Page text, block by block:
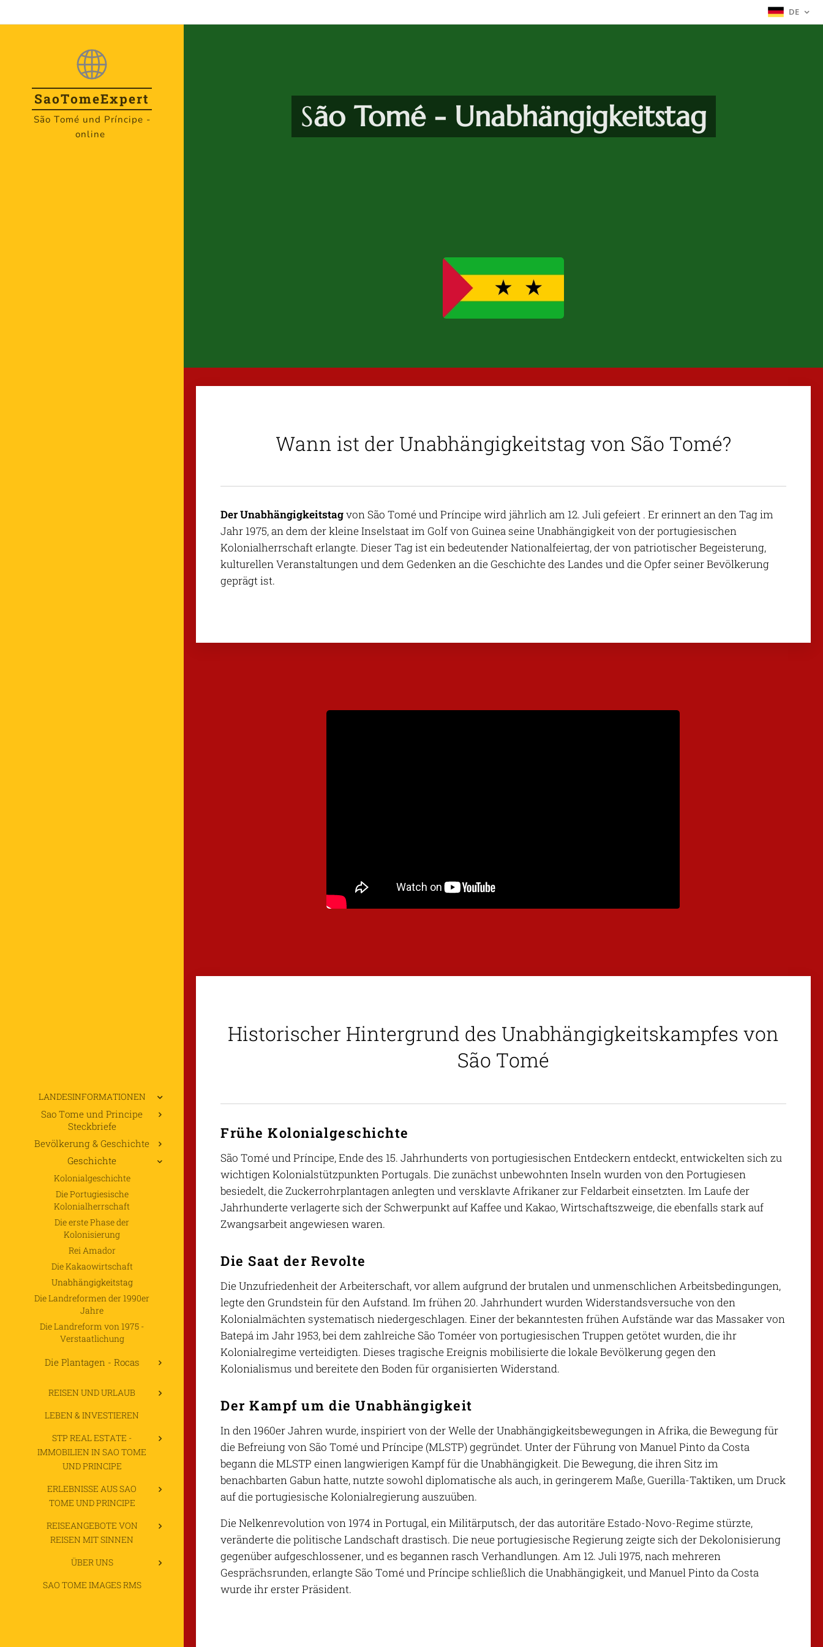
DE
SaoTomeExpert
São Tomé und Príncipe -
online
LANDESINFORMATIONEN
Sao Tome und Principe
Steckbriefe
Bevölkerung & Geschichte
Geschichte
Kolonialgeschichte
Die Portugiesische
Kolonialherrschaft
Die erste Phase der
Kolonisierung
Rei Amador
Die Kakaowirtschaft
Unabhängigkeitstag
Die Landreformen der 1990er
Jahre
Die Landreform von 1975 -
Verstaatlichung
Die Plantagen - Rocas
REISEN UND URLAUB
LEBEN & INVESTIEREN
STP REAL ESTATE -
IMMOBILIEN IN SAO TOME
UND PRINCIPE
ERLEBNISSE AUS SAO
TOME UND PRINCIPE
REISEANGEBOTE VON
REISEN MIT SINNEN
ÜBER UNS
SAO TOME IMAGES RMS
São Tomé - Unabhängigkeitstag
Wann ist der Unabhängigkeitstag von São Tomé?
Der Unabhängigkeitstagvon São Tomé und Príncipe wird jährlich am 12. Juli gefeiert . Er erinnert an den Tag im
Jahr 1975, an dem der kleine Inselstaat im Golf von Guinea seine Unabhängigkeit von der portugiesischen
Kolonialherrschaft erlangte. Dieser Tag ist ein bedeutender Nationalfeiertag, der von patriotischer Begeisterung,
kulturellen Veranstaltungen und dem Gedenken an die Geschichte des Landes und die Opfer seiner Bevölkerung
geprägt ist.
Historischer Hintergrund des Unabhängigkeitskampfes von
São Tomé
Frühe Kolonialgeschichte
São Tomé und Príncipe, Ende des 15. Jahrhunderts von portugiesischen Entdeckern entdeckt, entwickelten sich zu
wichtigen Kolonialstützpunkten Portugals. Die zunächst unbewohnten Inseln wurden von den Portugiesen
besiedelt, die Zuckerrohrplantagen anlegten und versklavte Afrikaner zur Feldarbeit einsetzten. Im Laufe der
Jahrhunderte verlagerte sich der Schwerpunkt auf Kaffee und Kakao, Wirtschaftszweige, die ebenfalls stark auf
Zwangsarbeit angewiesen waren.
Die Saat der Revolte
Die Unzufriedenheit der Arbeiterschaft, vor allem aufgrund der brutalen und unmenschlichen Arbeitsbedingungen,
legte den Grundstein für den Aufstand. Im frühen 20. Jahrhundert wurden Widerstandsversuche von den
Kolonialmächten systematisch niedergeschlagen. Einer der bekanntesten frühen Aufstände war das Massaker von
Batepá im Jahr 1953, bei dem zahlreiche São Toméer von portugiesischen Truppen getötet wurden, die ihr
Kolonialregime verteidigten. Dieses tragische Ereignis mobilisierte die lokale Bevölkerung gegen den
Kolonialismus und bereitete den Boden für organisierten Widerstand.
Der Kampf um die Unabhängigkeit
In den 1960er Jahren wurde, inspiriert von der Welle der Unabhängigkeitsbewegungen in Afrika, die Bewegung für
die Befreiung von São Tomé und Príncipe (MLSTP) gegründet. Unter der Führung von Manuel Pinto da Costa
begann die MLSTP einen langwierigen Kampf für die Unabhängigkeit. Die Bewegung, die ihren Sitz im
benachbarten Gabun hatte, nutzte sowohl diplomatische als auch, in geringerem Maße, Guerilla-Taktiken, um Druck
auf die portugiesische Kolonialregierung auszuüben.
Die Nelkenrevolution von 1974 in Portugal, ein Militärputsch, der das autoritäre Estado-Novo-Regime stürzte,
veränderte die politische Landschaft drastisch. Die neue portugiesische Regierung zeigte sich der Dekolonisierung
gegenüber aufgeschlossener, und es begannen rasch Verhandlungen. Am 12. Juli 1975, nach mehreren
Gesprächsrunden, erlangte São Tomé und Príncipe schließlich die Unabhängigkeit, und Manuel Pinto da Costa
wurde ihr erster Präsident.